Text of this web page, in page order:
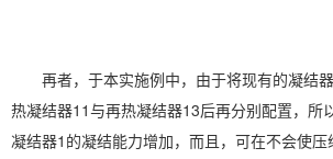
再者，于本实施例中，由于将现有的凝结
热凝结器11与再热凝结器13后再分别配置，所
凝结器1的凝结能力增加，而且，可在不会使